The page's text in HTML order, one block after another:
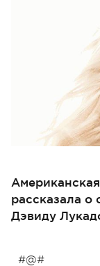
рассказала о
Дэвиду
#@#